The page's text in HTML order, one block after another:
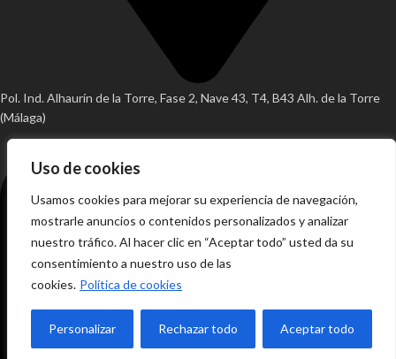
Uso de cookies
Usamos cookies para mejorar su experiencia de navegación,
mostrarle anuncios o contenidos personalizados y analizar
nuestro tráfico. Al hacer clic en “Aceptar todo” usted da su
consentimiento a nuestro uso de las
cookies. Política de cookies
Personalizar Rechazar todo Aceptar todo
Pol. Ind. Alhaurín de la Torre, Fase 2, Nave 43, T4, B43 Alh. de la Torre
(Málaga)